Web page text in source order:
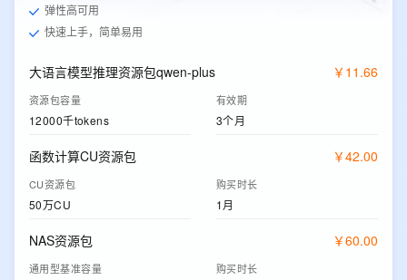
弹性高可用
快速上手，简单易用
大语言模型推理资源包qwen-plus ￥ 11 .66
资源包容量
12000千tokens
有效期
3个月
函数计算CU资源包 ￥42.00
CU资源包
50万CU
购买时长
1月
NAS资源包 ￥60.00
通用型基准容量 购买时长